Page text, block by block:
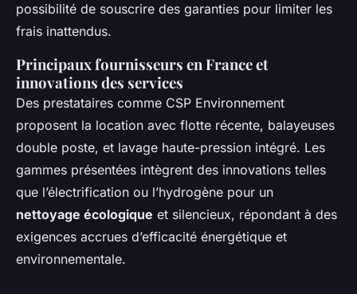
possibilité de souscrire des garanties pour limiter les
frais inattendus.
Principaux fournisseurs en France et
innovations des services
Des prestataires comme CSP Environnement
proposent la location avec flotte récente, balayeuses
double poste, et lavage haute-pression intégré. Les
gammes présentées intègrent des innovations telles
que l’électrification ou l’hydrogène pour un
nettoyage écologique et silencieux, répondant à des
exigences accrues d’efficacité énergétique et
environnementale.